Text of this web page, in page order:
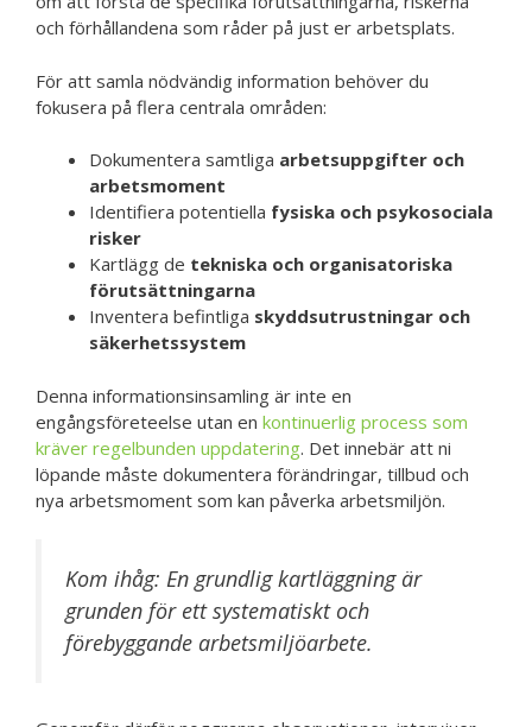
och förhållandena som råder på just er arbetsplats.
För att samla nödvändig information behöver du
fokusera på flera centrala områden:
Dokumentera samtliga arbetsuppgifter och
arbetsmoment
Identifiera potentiella fysiska och psykosociala
risker
Kartlägg de tekniska och organisatoriska
förutsättningarna
Inventera befintliga skyddsutrustningar och
säkerhetssystem
Denna informationsinsamling är inte en
engångsföreteelse utan en kontinuerlig process som
kräver regelbunden uppdatering. Det innebär att ni
löpande måste dokumentera förändringar, tillbud och
nya arbetsmoment som kan påverka arbetsmiljön.
Kom ihåg: En grundlig kartläggning är
grunden för ett systematiskt och
förebyggande arbetsmiljöarbete.